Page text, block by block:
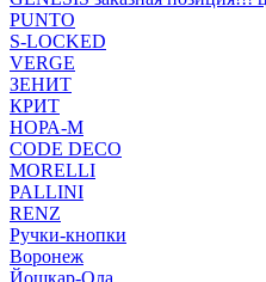
PUNTO
S-LOCKED
VERGE
ЗЕНИТ
КРИТ
НОРА-М
CODE DECO
MORELLI
PALLINI
RENZ
Ручки-кнопки
Воронеж
Йошкар-Ола